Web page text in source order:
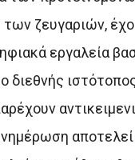
των ζευγαριών,
εργαλεία
διεθνής